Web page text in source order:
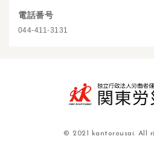
電話番号
044-411-3131
© 2021 kantorousai. All